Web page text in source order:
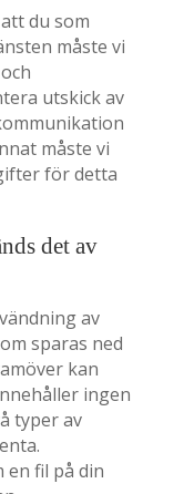
du som
måste vi
utskick av
måste vi
för detta
det av
av
sparas ned
kan
ingen
typer av
en fil på din